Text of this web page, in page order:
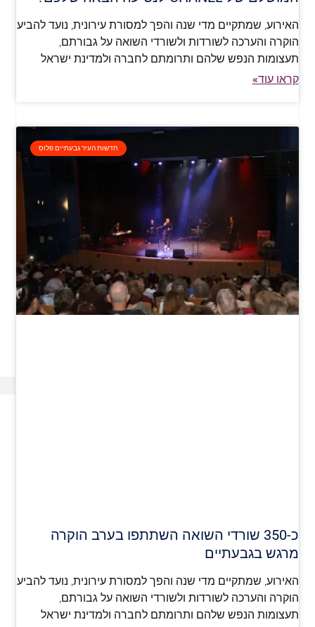
האירוע, שמתקיים מדי שנה והפך למסורת עירונית, נועד להביע
הוקרה והערכה לשורדות ולשורדי השואה על גבורתם,
תעצומות הנפש שלהם ותרומתם לחברה ולמדינת ישראל
קראו עוד»
חדשות העיר גבעתיים פלוס
כ-350 שורדי השואה השתתפו בערב הוקרה
מרגש בגבעתיים
האירוע, שמתקיים מדי שנה והפך למסורת עירונית, נועד להביע
הוקרה והערכה לשורדות ולשורדי השואה על גבורתם,
תעצומות הנפש שלהם ותרומתם לחברה ולמדינת ישראל